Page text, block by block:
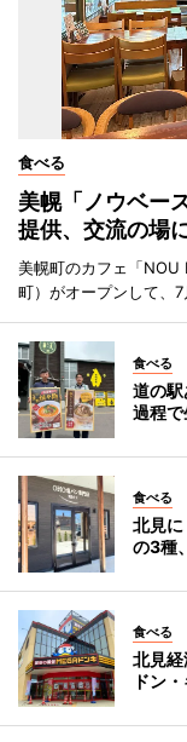
食べる
美幌「ノウベー
提供、交流の場
美幌町のカフェ「NOU
町）がオープンして、7
食べる
道の
過程
食べる
北見
の3種
食べる
北見
ドン